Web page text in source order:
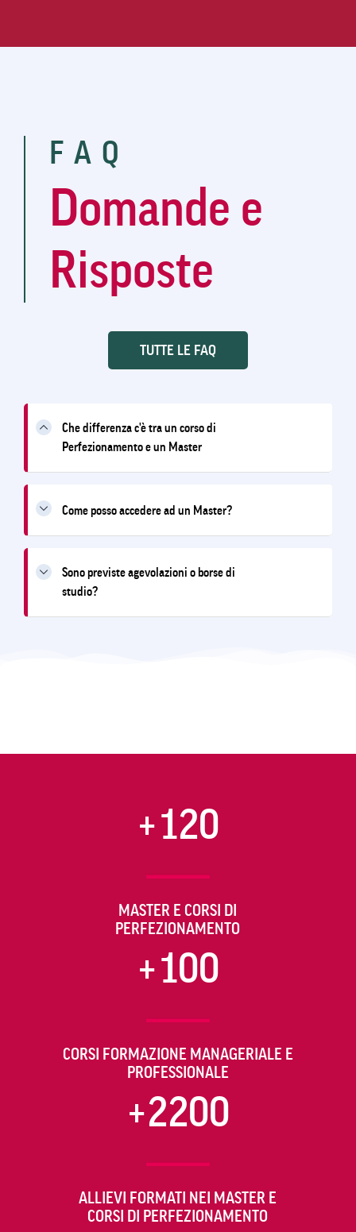
FAQ
Domande e
Risposte
TUTTE LE FAQ
Che differenza c'è tra un corso di
Perfezionamento e un Master
Come posso accedere ad un Master?
Sono previste agevolazioni o borse di
studio?
+120
MASTER E CORSI DI
PERFEZIONAMENTO
+100
CORSI FORMAZIONE MANAGERIALE E
PROFESSIONALE
+2200
ALLIEVI FORMATI NEI MASTER E
CORSI DI PERFEZIONAMENTO